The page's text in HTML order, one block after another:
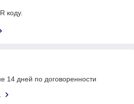
коду.
14 дней по договоренности